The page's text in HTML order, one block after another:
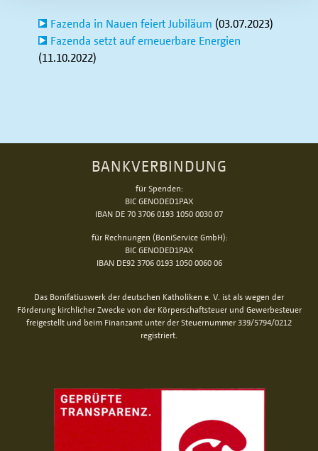
Fazenda in Nauen feiert Jubiläum (03.07.2023)
Fazenda setzt auf erneuerbare Energien
(11.10.2022)
BANKVERBINDUNG
für Spenden:
BIC GENODED1PAX
IBAN DE 70 3706 0193 1050 0030 07
für Rechnungen (BoniService GmbH):
BIC GENODED1PAX
IBAN DE92 3706 0193 1050 0060 06
Das Bonifatiuswerk der deutschen Katholiken e. V. ist als wegen der
Förderung kirchlicher Zwecke von der Körperschaftsteuer und Gewerbesteuer
freigestellt und beim Finanzamt unter der Steuernummer 339/5794/0212
registriert.